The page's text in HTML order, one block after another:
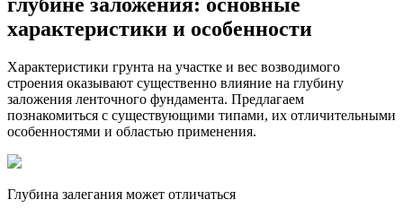
характеристики и особенности
Характеристики грунта на участке и вес возводимого
строения оказывают существенно влияние на глубину
заложения ленточного фундамента. Предлагаем
познакомиться с существующими типами, их отличительными
особенностями и областью применения.
Глубина залегания может отличаться